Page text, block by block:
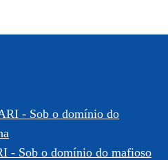
- Sob o domínio do mafioso